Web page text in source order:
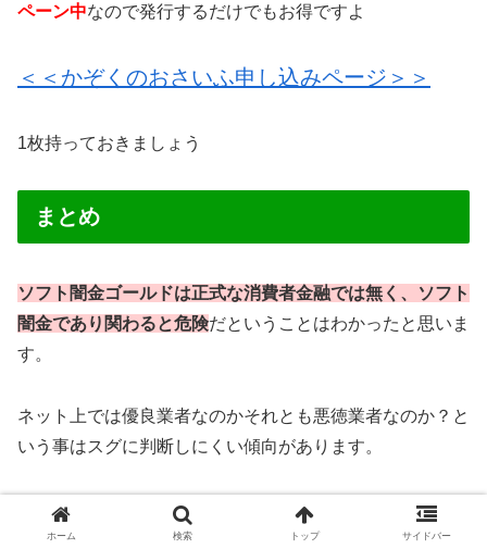
ペーン中なので発行するだけでもお得ですよ
＜＜かぞくのおさいふ申し込みページ＞＞
1枚持っておきましょう
まとめ
ソフト闇金ゴールドは正式な消費者金融では無く、ソフト
闇金であり関わると危険だということはわかったと思いま
す。
ネット上では優良業者なのかそれとも悪徳業者なのか？と
いう事はスグに判断しにくい傾向があります。
お金に困っている場合は冷静な判断力も低下しがちで、甘
い言葉についつい申し込みをしてしまうといったことが実
ホーム 検索 トップ サイドバー